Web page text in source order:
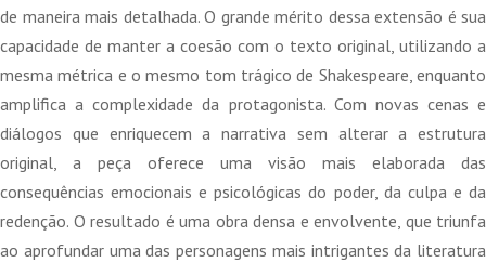
de maneira mais detalhada. O grande mérito dessa extensão é sua
capacidade de manter a coesão com o texto original, utilizando a
mesma métrica e o mesmo tom trágico de Shakespeare, enquanto
amplifica a complexidade da protagonista. Com novas cenas e
diálogos que enriquecem a narrativa sem alterar a estrutura
original, a peça oferece uma visão mais elaborada das
consequências emocionais e psicológicas do poder, da culpa e da
redenção. O resultado é uma obra densa e envolvente, que triunfa
ao aprofundar uma das personagens mais intrigantes da literatura